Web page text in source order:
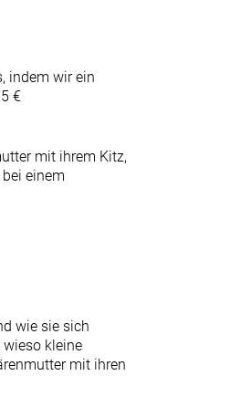
indem wir ein
€
mit ihrem Kitz,
einem
wie sie sich
wieso kleine
mit ihren